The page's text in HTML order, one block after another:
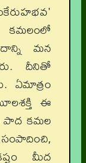
కమలంలో
మన
దీనితో
ఏమాత్రం
ఈ
పాద కమల
మీద